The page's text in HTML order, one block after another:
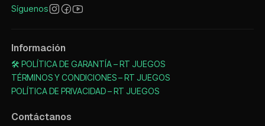
Síguenos
Información
🛠️ POLÍTICA DE GARANTÍA – RT JUEGOS
TÉRMINOS Y CONDICIONES – RT JUEGOS
POLÍTICA DE PRIVACIDAD – RT JUEGOS
Contáctanos